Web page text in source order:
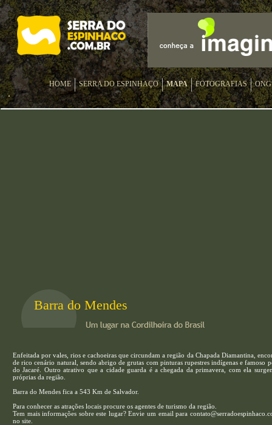
HOME SERRA DO ESPINHAÇO MAPA FOTOGRAFIAS
Barra do Mendes
Enfeitada por vales, rios e cachoeiras que circundam a região da Chapada Diamantina,
de rico cenário natural, sendo abrigo de grutas com pinturas rupestres indígenas e famoso
do Jacaré. Outro atrativo que a cidade guarda é a chegada da primavera, com ela
próprias da região.
Barra do Mendes fica a 543 Km de Salvador.
Para conhecer as atrações locais procure os agentes de turismo da região.
Tem mais informações sobre este lugar? Envie um email para
no site.